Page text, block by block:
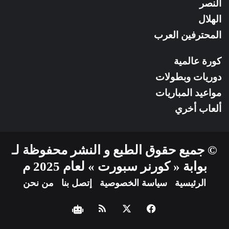
النصر
الهلال
المحترفين العرب
كورة عالمية
دوريات وبطولات
مواعيد المباريات
ألعاب أخري
© جميع حقوق الطبع و النشر محفوظة لـ
بوابة « كورنر سبورت » لعام 2025 م
الرئيسية سياسة الخصوصية إتصل بنا من نحن
فيسبوك ملخصنبض